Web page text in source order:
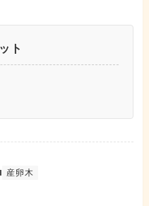
ト
産卵木